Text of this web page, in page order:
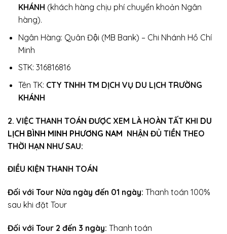
KHÁNH (khách hàng chịu phí chuyển khoản Ngân
hàng).
Ngân Hàng: Quân Đội (MB Bank) – Chi Nhánh Hồ Chí
Minh
STK: 316816816
Tên TK: CTY TNHH TM DỊCH VỤ DU LỊCH TRƯỜNG
KHÁNH
2. VIỆC THANH TOÁN ĐƯỢC XEM LÀ HOÀN TẤT KHI DU
LỊCH BÌNH MINH PHƯƠNG NAM NHẬN ĐỦ TIỀN THEO
THỜI HẠN NHƯ SAU:
ĐIỀU KIỆN THANH TOÁN
Đối với Tour Nửa ngày đến 01 ngày: Thanh toán 100%
sau khi đặt Tour
Đối với Tour 2 đến 3 ngày: Thanh toán